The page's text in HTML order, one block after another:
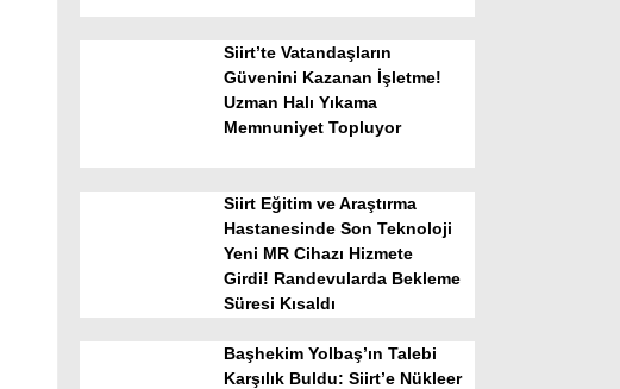
Instagram
Siirt’te Vatandaşların
Güvenini Kazanan İşletme!
Uzman Halı Yıkama
Memnuniyet Topluyor
Siirt Eğitim ve Araştırma
Hastanesinde Son Teknoloji
Yeni MR Cihazı Hizmete
Girdi! Randevularda Bekleme
Süresi Kısaldı
Başhekim Yolbaş’ın Talebi
Karşılık Buldu: Siirt’e Nükleer